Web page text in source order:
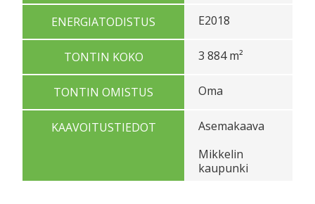
ENERGIATODISTUS E2018
TONTIN KOKO 3 884 m²
TONTIN OMISTUS Oma
KAAVOITUSTIEDOT
Asemakaava
Mikkelin
kaupunki